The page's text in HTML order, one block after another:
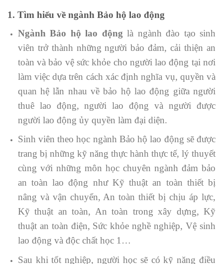
1. Tìm hiểu về ngành Bảo hộ lao động
Ngành Bảo hộ lao động là ngành đào tạo sinh
viên trở thành những người bảo đảm, cải thiện an
toàn và bảo vệ sức khỏe cho người lao động tại nơi
làm việc dựa trên cách xác định nghĩa vụ, quyền và
quan hệ lẫn nhau về bảo hộ lao động giữa người
thuê lao động, người lao động và người được
người lao động ủy quyền làm đại diện.
Sinh viên theo học ngành Bảo hộ lao động sẽ được
trang bị những kỹ năng thực hành thực tế, lý thuyết
cùng với những môn học chuyên ngành đảm bảo
an toàn lao động như Kỹ thuật an toàn thiết bị
nâng và vận chuyển, An toàn thiết bị chịu áp lực,
Kỹ thuật an toàn, An toàn trong xây dựng, Kỹ
thuật an toàn điện, Sức khỏe nghề nghiệp, Vệ sinh
lao động và độc chất học 1…
Sau khi tốt nghiệp, người học sẽ có kỹ năng điều